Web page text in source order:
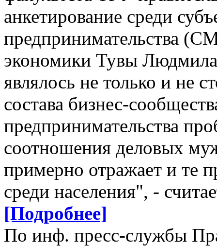
анкетирование среди
предпринимательства
экономики Тувы Людмила
являлось не только и не
состава бизнес-
предпринимательства
соотношения деловых
примерно отражает и те
среди населения", -
[Подробнее]
По инф. пресс-службы